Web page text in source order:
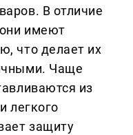
В отличие
имеют
что делает их
Чаще
из
легкого
защиту